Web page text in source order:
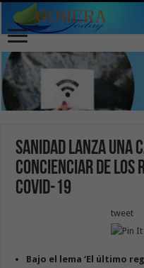
Sanidad lanza una
concienciar de los
COVID-19
tweet
Bajo el lema ‘El último